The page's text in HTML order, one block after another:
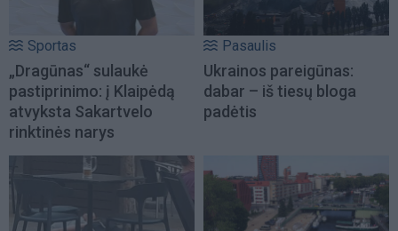
Sportas
„Dragūnas“ sulaukė
pastiprinimo: į Klaipėdą
atvyksta Sakartvelo
rinktinės narys
Pasaulis
Ukrainos pareigūnas:
dabar – iš tiesų bloga
padėtis